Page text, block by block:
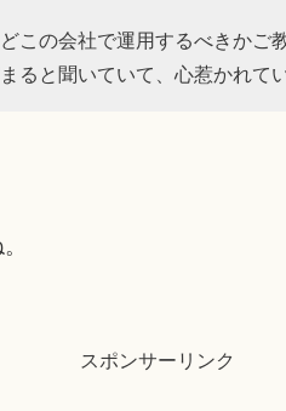
この会社で運用するべきかご
ると聞いていて、心惹かれてい
スポンサーリンク